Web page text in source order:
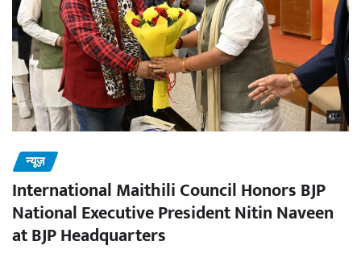
न्यूज़
International Maithili Council Honors BJP
National Executive President Nitin Naveen
at BJP Headquarters